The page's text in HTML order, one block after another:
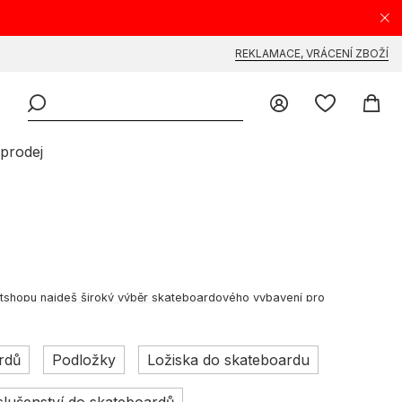
REKLAMACE, VRÁCENÍ ZBOŽÍ
najdeš široký výběr skateboardového vybavení pro
co všechno svět skateboardů nabízí od značek jako
v dynamický sport a životní styl se silnou komunitou skate
Podložky Ložiska do skateboardu